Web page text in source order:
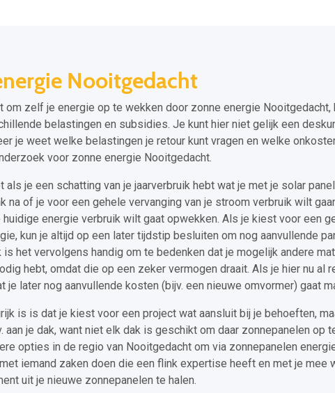
Nooitgedacht
om zelf je energie op te wekken door zonne energie Nooitgedacht,
belastingen en subsidies. Je kunt hier niet gelijk een
je weet welke belastingen je retour kunt vragen en welke
voor zonne energie Nooitgedacht.
als je een schatting van je jaarverbruik hebt wat je met je solar
na of je voor een gehele vervanging van je stroom verbruik wilt
huidige energie verbruik wilt gaat opwekken. Als je kiest voor een
kun je altijd op een later tijdstip besluiten om nog aanvullende
is het vervolgens handig om te bedenken dat je mogelijk andere
hebt, omdat die op een zeker vermogen draait. Als je hier nu al
je later nog aanvullende kosten (bijv. een nieuwe omvormer) gaat
is is dat je kiest voor een project wat aansluit bij je behoeften,
aan je dak, want niet elk dak is geschikt om daar zonnepanelen op
opties in de regio van Nooitgedacht om via zonnepanelen
iemand zaken doen die een flink expertise heeft en met je mee
uit je nieuwe zonnepanelen te halen.